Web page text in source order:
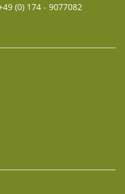
(0) 174 - 9077082